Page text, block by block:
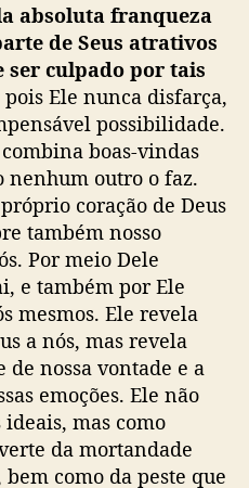
absoluta franqueza
de Seus atrativos
ser culpado por tais
pois Ele nunca disfarça,
possibilidade.
boas-vindas
nenhum outro o faz.
coração de Deus
também nosso
Por meio Dele
e também por Ele
mesmos. Ele revela
a nós, mas revela
nossa vontade e a
emoções. Ele não
mas como
da mortandade
como da peste que